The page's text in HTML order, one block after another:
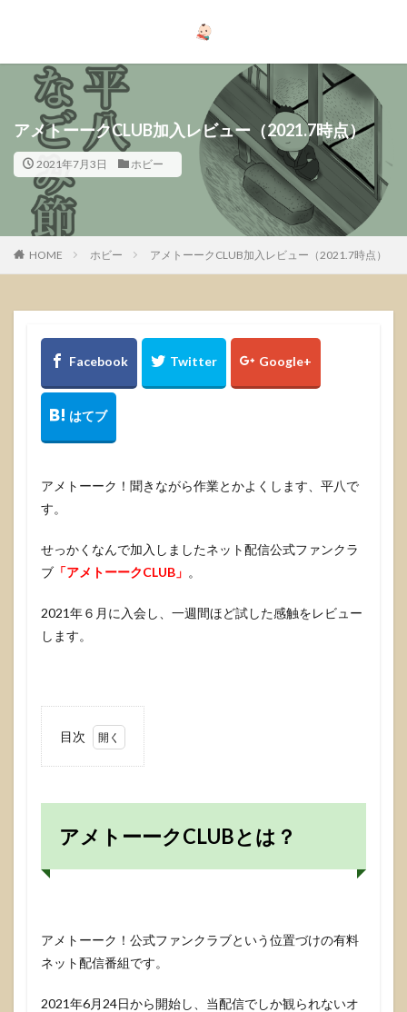
アメトーークCLUB加入レビュー（2021.7時点）
2021年7月3日 ホビー
HOME ホビー アメトーークCLUB加入レビュー（2021.7時点）
アメトーーク！聞きながら作業とかよくします、平八で
す。
せっかくなんで加入しましたネット配信公式ファンクラ
ブ 「アメトーークCLUB」 。
2021年６月に入会し、一週間ほど試した感触をレビュー
します。
目次
CLUB
と
の特
別配
信企
アメトーークCLUBとは？
アメトーーク！公式ファンクラブという位置づけの有料
ネット配信番組です。
2021年6月24日から開始し、当配信でしか観られないオ